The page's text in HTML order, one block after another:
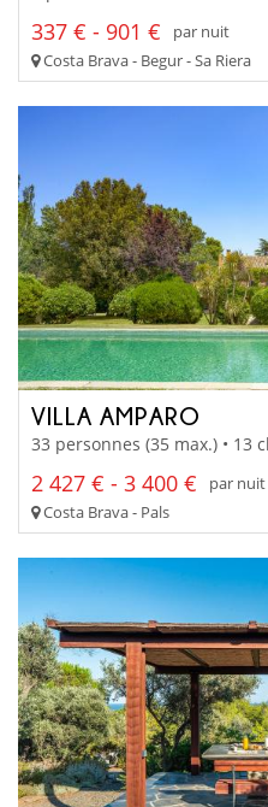
337 € - 901 €
par nuit
Costa Brava - Begur - Sa Riera
VILLA AMPARO
33 personnes (35 max.) • 13
2 427 € - 3 400 €
par nuit
Costa Brava - Pals